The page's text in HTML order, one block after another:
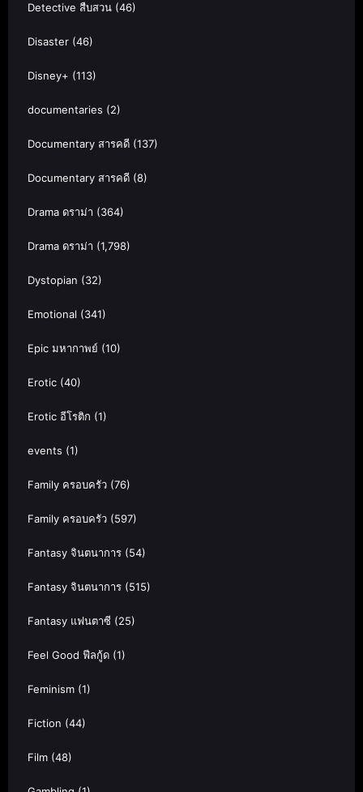
Detective สืบสวน (46)
Disaster (46)
Disney+ (113)
documentaries (2)
Documentary สารคดี (137)
Documentary สารคดี (8)
Drama ดราม่า (364)
Drama ดราม่า (1,798)
Dystopian (32)
Emotional (341)
Epic มหากาพย์ (10)
Erotic (40)
Erotic อีโรติก (1)
events (1)
Family ครอบครัว (76)
Family ครอบครัว (597)
Fantasy จินตนาการ (54)
Fantasy จินตนาการ (515)
Fantasy แฟนตาซี (25)
Feel Good ฟีลกู้ด (1)
Feminism (1)
Fiction (44)
Film (48)